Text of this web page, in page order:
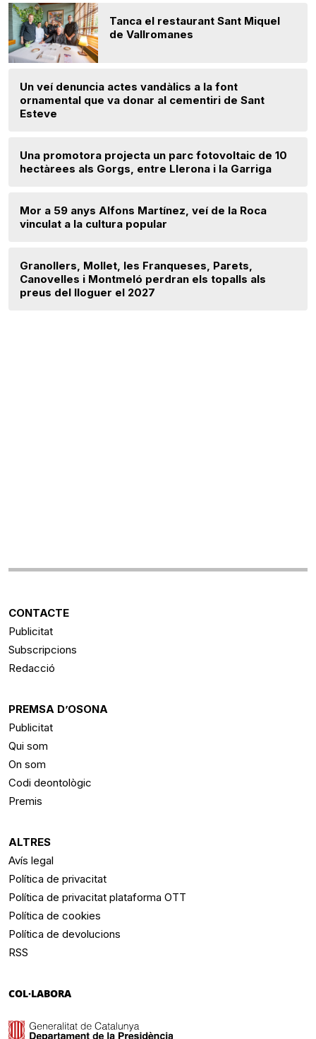
Tanca el restaurant Sant Miquel
de Vallromanes
Un veí denuncia actes vandàlics a la font
ornamental que va donar al cementiri de Sant
Esteve
Una promotora projecta un parc fotovoltaic de 10
hectàrees als Gorgs, entre Llerona i la Garriga
Mor a 59 anys Alfons Martínez, veí de la Roca
vinculat a la cultura popular
Granollers, Mollet, les Franqueses, Parets,
Canovelles i Montmeló perdran els topalls als
preus del lloguer el 2027
CONTACTE
Publicitat
Subscripcions
Redacció
PREMSA D’OSONA
Publicitat
Qui som
On som
Codi deontològic
Premis
ALTRES
Avís legal
Política de privacitat
Política de privacitat plataforma OTT
Política de cookies
Política de devolucions
RSS
COL·LABORA